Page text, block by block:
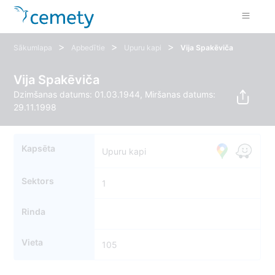
Sākumlapa > Apbedītie > Upuru kapi > Vija Spakēviča
Vija Spakēviča
Dzimšanas datums: 01.03.1944, Miršanas datums:
29.11.1998
Kapsēta Upuru kapi
Sektors 1
Rinda
Vieta 105